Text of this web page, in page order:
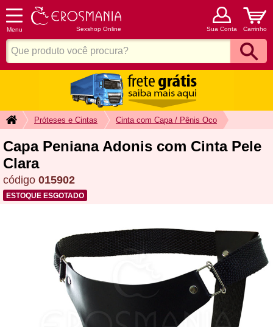
Menu Sexshop Online Sua Conta Carrinho
Próteses e Cintas Cinta com Capa / Pênis Oco
Capa Peniana Adonis com Cinta Pele
Clara
código 015902
ESTOQUE ESGOTADO